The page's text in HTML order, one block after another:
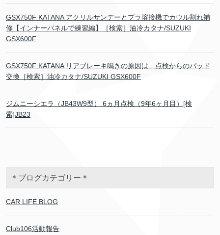
GSX750F KATANA アクリルサンデーとプラ溶接機でカウル割れ補
修【インナーパネルで練習編】［検索］油冷カタナ/SUZUKI
GSX600F
GSX750F KATANA リアブレーキ鳴きの原因は…点検からのパッド
交換［検索］油冷カタナ/SUZUKI GSX600F
ジムニーシエラ（JB43W9型） 6ヵ月点検（9年6ヶ月目）[検
索]JB23
＊ブログカテゴリー＊
CAR LIFE BLOG
Club106活動報告